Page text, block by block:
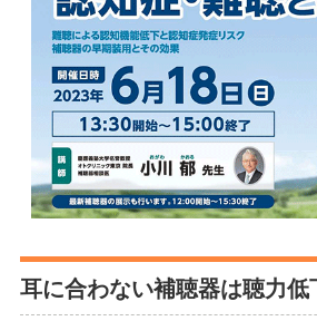
耳に合わない補聴器は聴力